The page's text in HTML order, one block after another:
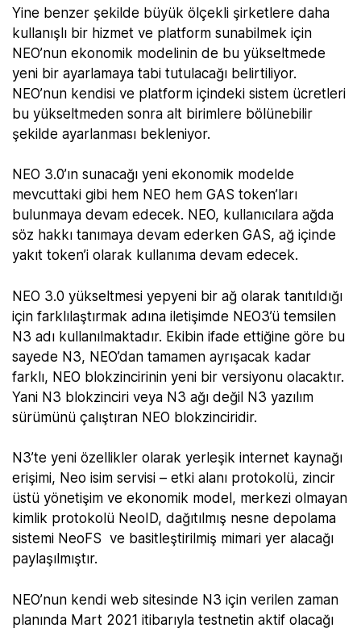
Yine benzer şekilde büyük ölçekli şirketlere daha
kullanışlı bir hizmet ve platform sunabilmek için
NEO’nun ekonomik modelinin de bu yükseltmede
yeni bir ayarlamaya tabi tutulacağı belirtiliyor.
NEO’nun kendisi ve platform içindeki sistem ücretleri
bu yükseltmeden sonra alt birimlere bölünebilir
şekilde ayarlanması bekleniyor.
NEO 3.0’ın sunacağı yeni ekonomik modelde
mevcuttaki gibi hem NEO hem GAS token’ları
bulunmaya devam edecek. NEO, kullanıcılara ağda
söz hakkı tanımaya devam ederken GAS, ağ içinde
yakıt token’i olarak kullanıma devam edecek.
NEO 3.0 yükseltmesi yepyeni bir ağ olarak tanıtıldığı
için farklılaştırmak adına iletişimde NEO3’ü temsilen
N3 adı kullanılmaktadır. Ekibin ifade ettiğine göre bu
sayede N3, NEO’dan tamamen ayrışacak kadar
farklı, NEO blokzincirinin yeni bir versiyonu olacaktır.
Yani N3 blokzinciri veya N3 ağı değil N3 yazılım
sürümünü çalıştıran NEO blokzinciridir.
N3’te yeni özellikler olarak yerleşik internet kaynağı
erişimi, Neo isim servisi – etki alanı protokolü, zincir
üstü yönetişim ve ekonomik model, merkezi olmayan
kimlik protokolü NeoID, dağıtılmış nesne depolama
sistemi NeoFS ve basitleştirilmiş mimari yer alacağı
paylaşılmıştır.
NEO’nun kendi web sitesinde N3 için verilen zaman
planında Mart 2021 itibarıyla testnetin aktif olacağı